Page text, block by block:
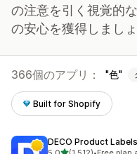
の注意を引く視覚的
の安心を獲得しましょ
366個のアプリ： 色
Built for Shopify
DECO Product
5つ星中